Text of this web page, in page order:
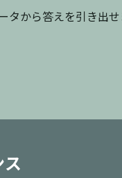
から答えを引き出